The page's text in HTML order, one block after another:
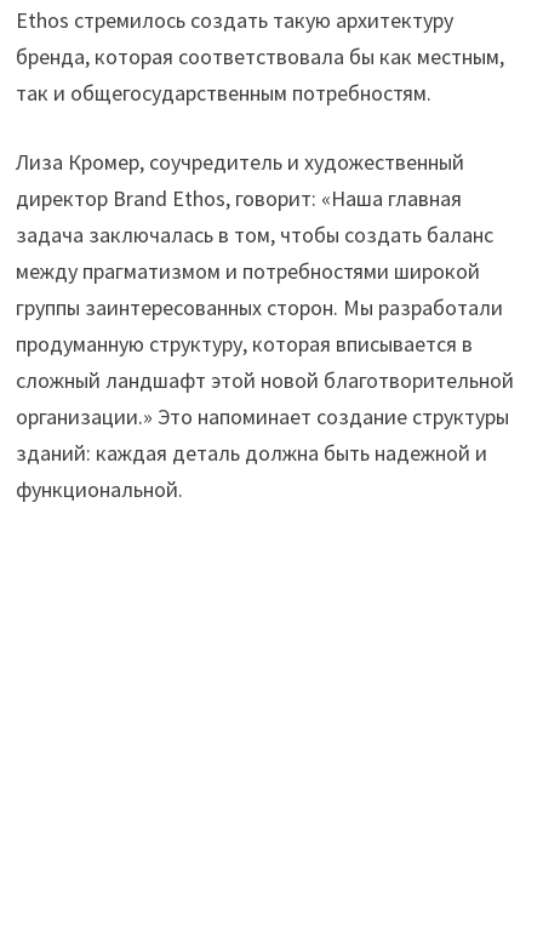
Ethos стремилось создать такую архитектуру
бренда, которая соответствовала бы как местным,
так и общегосударственным потребностям.
Лиза Кромер, соучредитель и художественный
директор Brand Ethos, говорит: «Наша главная
задача заключалась в том, чтобы создать баланс
между прагматизмом и потребностями широкой
группы заинтересованных сторон. Мы разработали
продуманную структуру, которая вписывается в
сложный ландшафт этой новой благотворительной
организации.» Это напоминает создание структуры
зданий: каждая деталь должна быть надежной и
функциональной.